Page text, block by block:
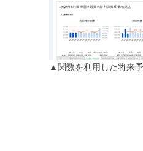
▲関数を利用した将来